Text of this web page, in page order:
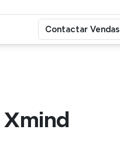
Contactar Vendas